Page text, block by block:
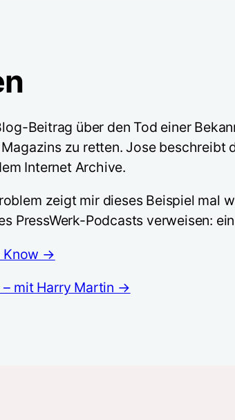
Beitrag über den Tod einer
zu retten. Jose
Internet Archive.
zeigt mir dieses Beispiel mal
PressWerk-Podcasts verweisen:
Know →
– mit Harry Martin →